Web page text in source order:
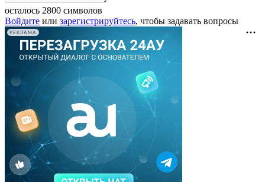
осталось 2800 символов
Войдите или зарегистрируйтесь, чтобы задавать вопросы
РЕКЛАМА